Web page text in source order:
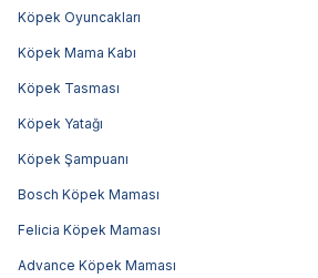
Köpek Oyuncakları
Köpek Mama Kabı
Köpek Tasması
Köpek Yatağı
Köpek Şampuanı
Bosch Köpek Maması
Felicia Köpek Maması
Advance Köpek Maması